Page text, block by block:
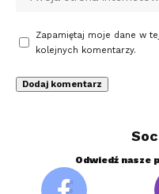
Zapamiętaj moje dane w
kolejnych komentarzy.
Odwiedź nasze